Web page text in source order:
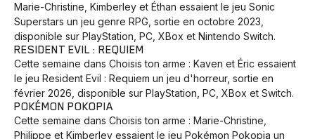
Marie-Christine, Kimberley et Éthan essaient le jeu Sonic
Superstars un jeu genre RPG, sortie en octobre 2023,
disponible sur PlayStation, PC, XBox et Nintendo Switch.
RESIDENT EVIL : REQUIEM
Cette semaine dans Choisis ton arme : Kaven et Éric essaient
le jeu Resident Evil : Requiem un jeu d'horreur, sortie en
février 2026, disponible sur PlayStation, PC, XBox et Switch.
POKÉMON POKOPIA
Cette semaine dans Choisis ton arme : Marie-Christine,
Philippe et Kimberley essaient le jeu Pokémon Pokopia un